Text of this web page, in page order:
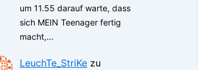
um 11.55 darauf warte, dass
sich MEIN Teenager fertig
macht,…
LeuchTe_StriKe zu